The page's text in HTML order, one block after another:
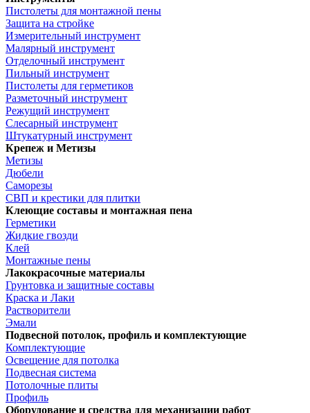
Пистолеты для монтажной пены
Защита на стройке
Измерительный инструмент
Малярный инструмент
Отделочный инструмент
Пильный инструмент
Пистолеты для герметиков
Разметочный инструмент
Режущий инструмент
Слесарный инструмент
Штукатурный инструмент
Крепеж и Метизы
Метизы
Дюбели
Саморезы
СВП и крестики для плитки
Клеющие составы и монтажная пена
Герметики
Жидкие гвозди
Клей
Монтажные пены
Лакокрасочные материалы
Грунтовка и защитные составы
Краска и Лаки
Растворители
Эмали
Подвесной потолок, профиль и комплектующие
Комплектующие
Освещение для потолка
Подвесная система
Потолочные плиты
Профиль
Оборудование и средства для механизации работ